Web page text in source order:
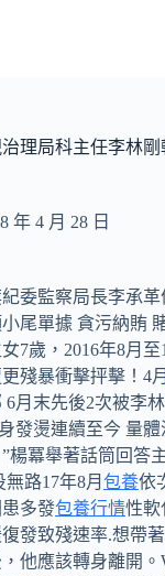
理局科主任李林
年 4 月 28 日
委監察局長李承
尾單據 貪污納賄
7歲，2016年8月
殘暴衝擊抨擊！4月
月末先後2次被李
發燙連續至今 量
楊冪舉著話筒回答
路17年8月 包養依
多發包養行情性軟
發致殘速率.想帶
他應該轉身離開。